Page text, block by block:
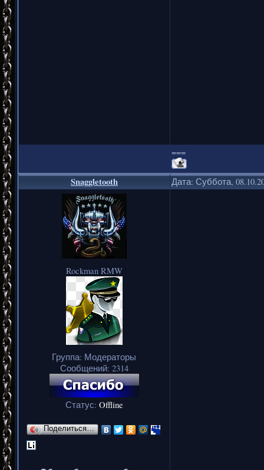
===
Snaggletooth Дата: Суббота,
Rockman RMW
Группа: Модераторы
Сообщений: 2314
Статус: Offline
Поделиться…